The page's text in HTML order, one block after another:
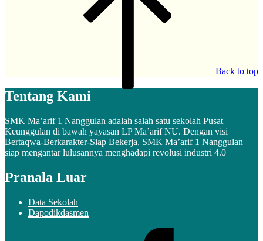
Back to top
Tentang Kami
SMK Ma’arif 1 Nanggulan adalah salah satu sekolah Pusat
Keunggulan di bawah yayasan LP Ma’arif NU. Dengan visi
Bertaqwa-Berkarakter-Siap Bekerja, SMK Ma’arif 1 Nanggulan
siap mengantar lulusannya menghadapi revolusi industri 4.0
Pranala Luar
Data Sekolah
Dapodikdasmen